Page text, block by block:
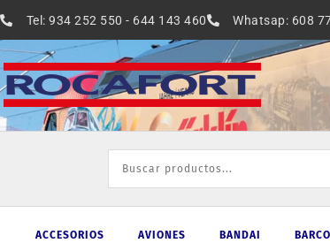
al
contenido
Tel: 934 252 550 - 644 143 460 Whatsap: 608
ACCESORIOS AVIONES BANDAI